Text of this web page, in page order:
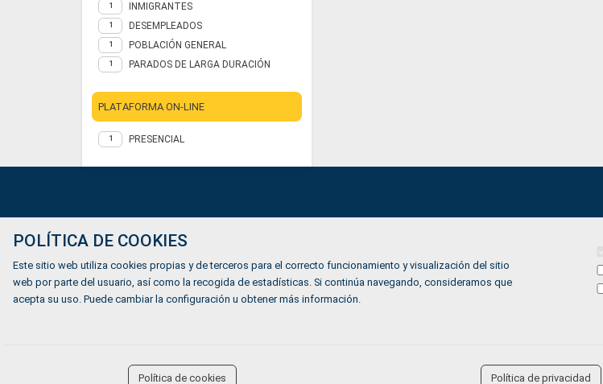
1 INMIGRANTES
1 DESEMPLEADOS
1 POBLACIÓN GENERAL
1 PARADOS DE LARGA DURACIÓN
PLATAFORMA ON-LINE
1 PRESENCIAL
Mundiverso
Listado Agencias de empleo
Política de Cookies
POLÍTICA DE COOKIES
Este sitio web utiliza cookies propias y de terceros para el correcto funcionamiento y visualización del sitio
web por parte del usuario, así como la recogida de estadísticas. Si continúa navegando, consideramos que
acepta su uso. Puede cambiar la configuración u obtener más información.
Política de cookies Política de privacidad